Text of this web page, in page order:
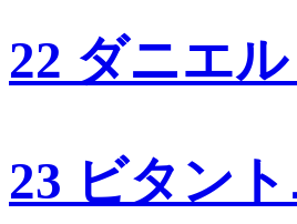
22 ダニエ
23 ビタン